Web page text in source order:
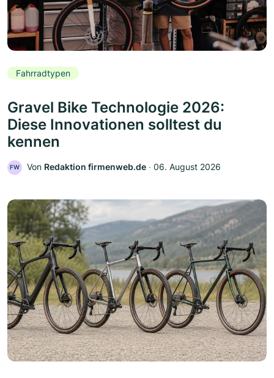
Fahrradtypen
Gravel Bike Technologie 2026:
Diese Innovationen solltest du
kennen
FW Von Redaktion firmenweb.de ‧ 06. August 2026